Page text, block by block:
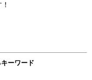
ーワード